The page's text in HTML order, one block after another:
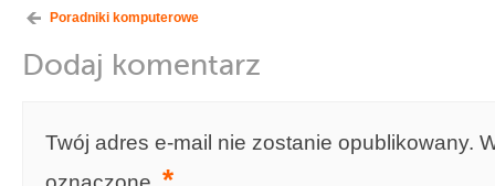
Poradniki komputerowe
Dodaj komentarz
Twój adres e-mail nie zostanie opublikowany.
oznaczone *